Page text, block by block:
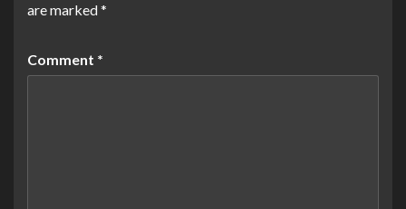
are marked*
Comment *